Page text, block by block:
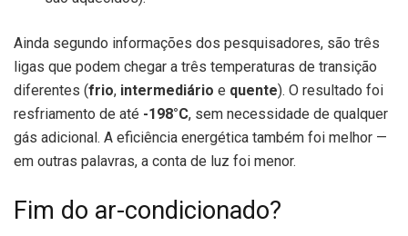
Ainda segundo informações dos pesquisadores, são três
ligas que podem chegar a três temperaturas de transição
diferentes (frio, intermediário e quente). O resultado foi
resfriamento de até -198°C, sem necessidade de qualquer
gás adicional. A eficiência energética também foi melhor —
em outras palavras, a conta de luz foi menor.
Fim do ar-condicionado?